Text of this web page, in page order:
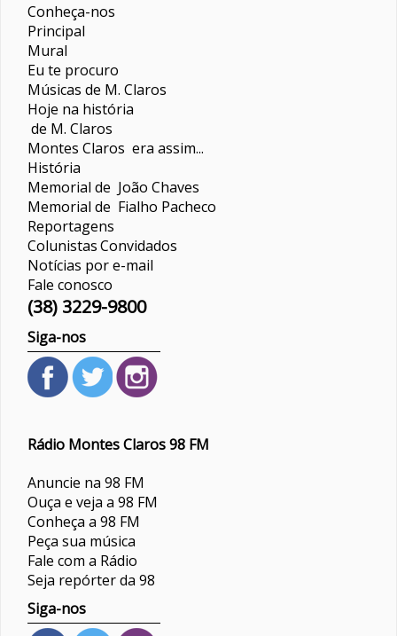
Conheça-nos
Principal
Mural
Eu te procuro
Músicas de M. Claros
Hoje na história
de M. Claros
Montes Claros era assim...
História
Memorial de João Chaves
Memorial de Fialho Pacheco
Reportagens
ColunistasConvidados
Notícias por e-mail
Fale conosco
(38) 3229-9800
Siga-nos
Rádio Montes Claros 98 FM
Anuncie na 98 FM
Ouça e veja a 98 FM
Conheça a 98 FM
Peça sua música
Fale com a Rádio
Seja repórter da 98
Siga-nos